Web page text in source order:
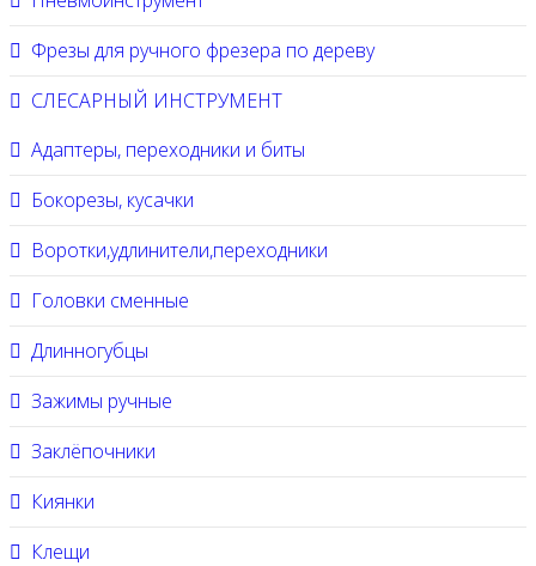
Фрезы для ручного фрезера по дереву
СЛЕСАРНЫЙ ИНСТРУМЕНТ
Адаптеры, переходники и биты
Бокорезы, кусачки
Воротки,удлинители,переходники
Головки сменные
Длинногубцы
Зажимы ручные
Заклёпочники
Киянки
Клещи